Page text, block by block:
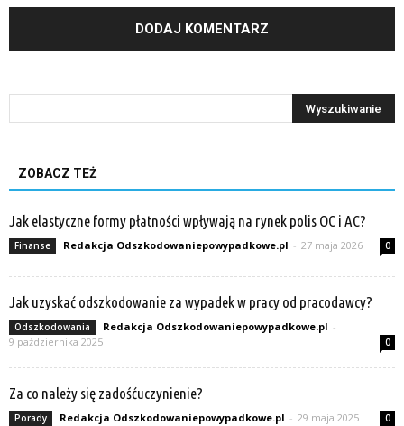
ZOBACZ TEŻ
Jak elastyczne formy płatności wpływają na rynek polis OC i AC?
Finanse Redakcja Odszkodowaniepowypadkowe.pl - 27 maja 2026 0
Jak uzyskać odszkodowanie za wypadek w pracy od pracodawcy?
Odszkodowania Redakcja Odszkodowaniepowypadkowe.pl -
9 października 2025
0
Za co należy się zadośćuczynienie?
Porady Redakcja Odszkodowaniepowypadkowe.pl - 29 maja 2025 0